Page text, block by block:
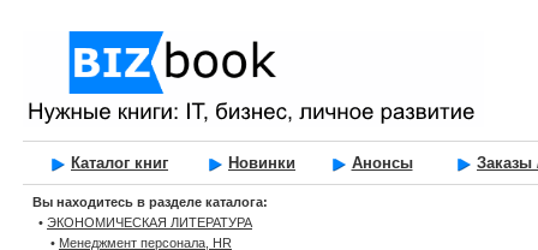
Каталог книг Новинки Анонсы Заказы
Вы находитесь в разделе каталога:
• ЭКОНОМИЧЕСКАЯ ЛИТЕРАТУРА
• Менеджмент персонала, HR